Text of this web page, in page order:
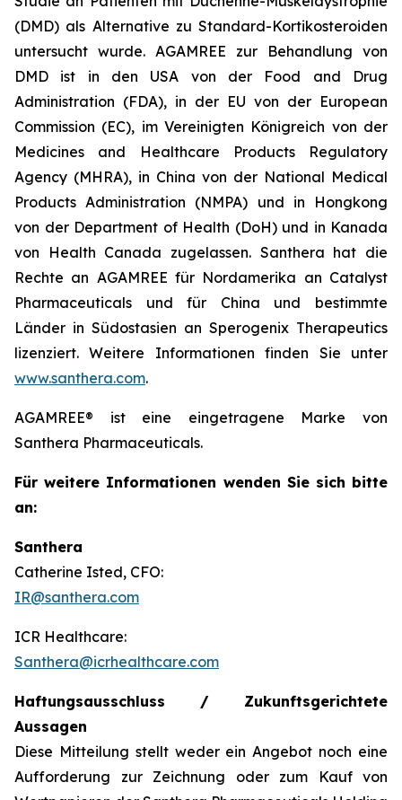
(DMD) als Alternative zu Standard-Kortikosteroiden
untersucht wurde. AGAMREE zur Behandlung von
DMD ist in den USA von der Food and Drug
Administration (FDA), in der EU von der European
Commission (EC), im Vereinigten Königreich von der
Medicines and Healthcare Products Regulatory
Agency (MHRA), in China von der National Medical
Products Administration (NMPA) und in Hongkong
von der Department of Health (DoH) und in Kanada
von Health Canada zugelassen. Santhera hat die
Rechte an AGAMREE für Nordamerika an Catalyst
Pharmaceuticals und für China und bestimmte
Länder in Südostasien an Sperogenix Therapeutics
lizenziert. Weitere Informationen finden Sie unter
www.santhera.com.
AGAMREE® ist eine eingetragene Marke von
Santhera Pharmaceuticals.
Für weitere Informationen wenden Sie sich bitte
an:
Santhera
Catherine Isted, CFO:
IR@santhera.com
ICR Healthcare:
Santhera@icrhealthcare.com
Haftungsausschluss / Zukunftsgerichtete
Aussagen
Diese Mitteilung stellt weder ein Angebot noch eine
Aufforderung zur Zeichnung oder zum Kauf von